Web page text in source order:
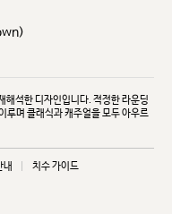
석한 디자인입니다. 적정한 라운딩
루며 클래식과 캐주얼을 모두 아우르
내 치수 가이드